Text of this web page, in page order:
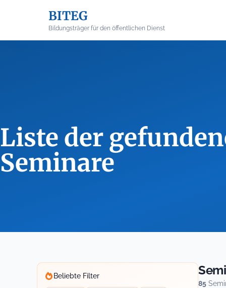
BITEG
Bildungsträger für den öffentlichen Dienst
Liste der
Seminare
Beliebte Filter
85